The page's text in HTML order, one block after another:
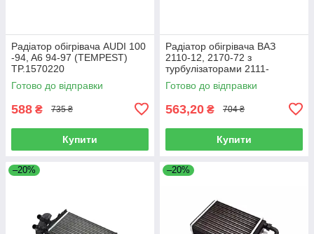
Радіатор обігрівача AUDI 100
-94, A6 94-97 (TEMPEST)
TP.1570220
Готово до відправки
588 ₴ 735 ₴
Купити
Радіатор обігрівача ВАЗ
2110-12, 2170-72 з
турбулізаторами 2111-
8101060t
Готово до відправки
563,20 ₴ 704 ₴
Купити
–20% –20%